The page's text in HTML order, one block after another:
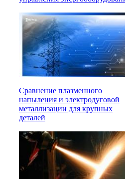
Сравнение плазменного
напыления и электродуговой
металлизации для крупных
деталей